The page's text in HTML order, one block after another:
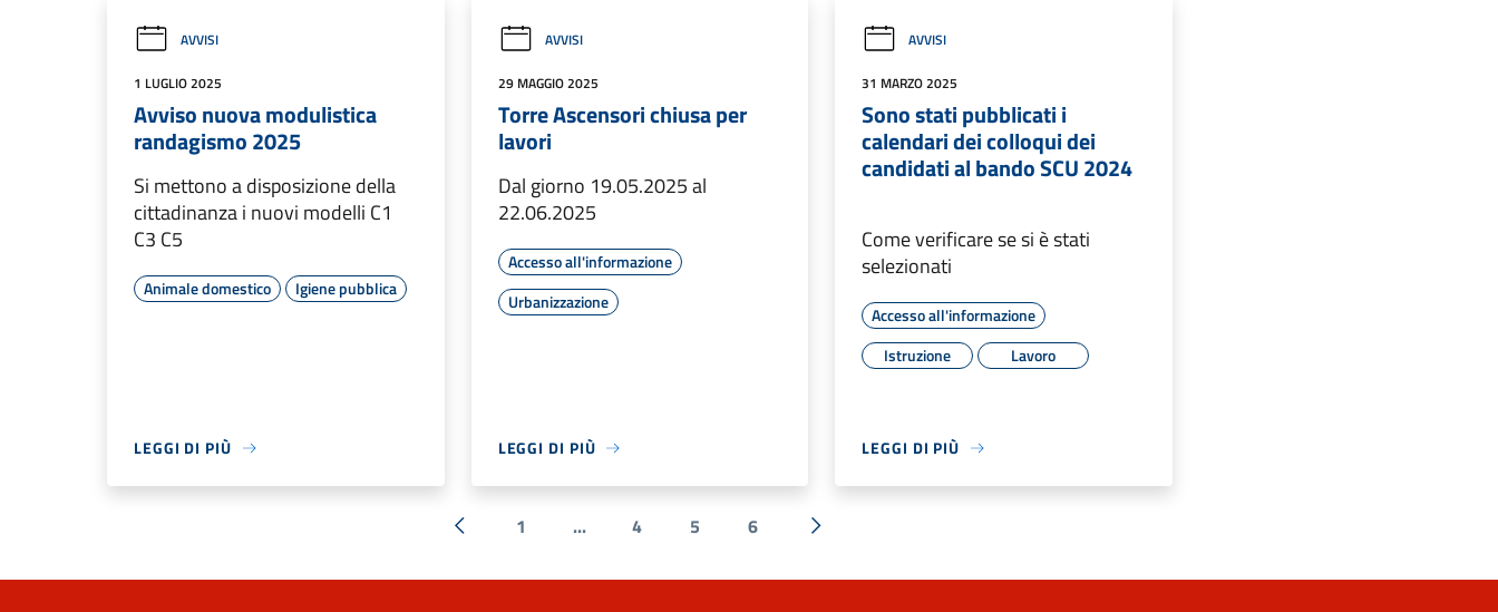
AVVISI
1 LUGLIO 2025
Avviso nuova modulistica
randagismo 2025
Si mettono a disposizione della
cittadinanza i nuovi modelli C1
C3 C5
Animale domestico Igiene pubblica
LEGGI DI PIÙ
AVVISI
29 MAGGIO 2025
Torre Ascensori chiusa per
lavori
Dal giorno 19.05.2025 al
22.06.2025
Accesso all'informazione
Urbanizzazione
LEGGI DI PIÙ
AVVISI
31 MARZO 2025
Sono stati pubblicati i
calendari dei colloqui dei
candidati al bando SCU 2024
Come verificare se si è stati
selezionati
Accesso all'informazione
Istruzione
Lavoro
LEGGI DI PIÙ
« Precedente
1 ... 4 5 6
Successiva »